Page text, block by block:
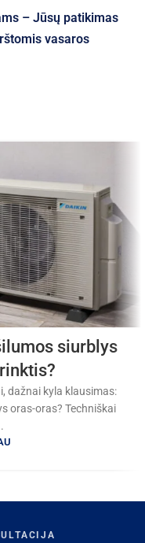
– Jūsų patikimas
vasaros
siurblys
dažnai kyla klausimas:
oras-oras? Techniškai